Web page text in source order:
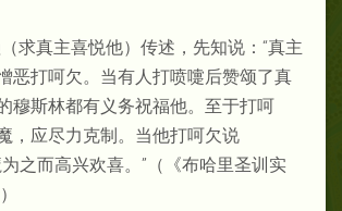
求真主喜悦他）传述，先知说：“真主
恶打呵欠。当有人打喷嚏后赞颂了真
穆斯林都有义务祝福他。至于打呵
，应尽力克制。当他打呵欠说
为之而高兴欢喜。”（《布哈里圣训实